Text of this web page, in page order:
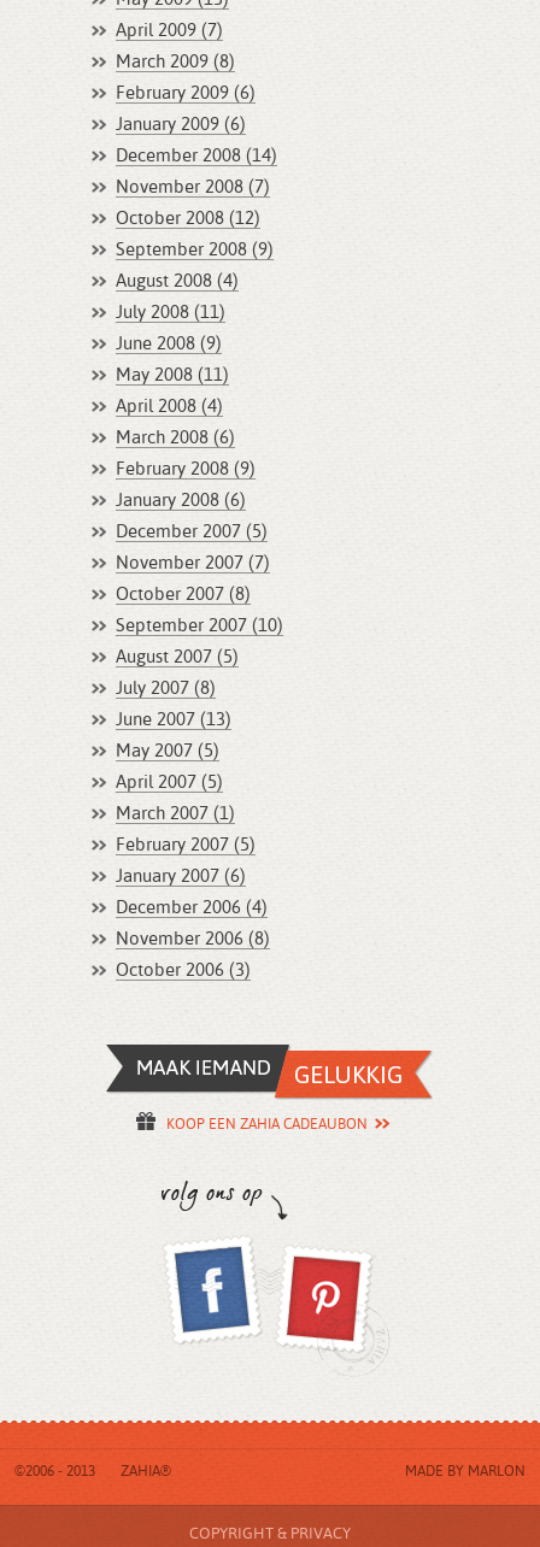
April 2009 (7)
March 2009 (8)
February 2009 (6)
January 2009 (6)
December 2008 (14)
November 2008 (7)
October 2008 (12)
September 2008 (9)
August 2008 (4)
July 2008 (11)
June 2008 (9)
May 2008 (11)
April 2008 (4)
March 2008 (6)
February 2008 (9)
January 2008 (6)
December 2007 (5)
November 2007 (7)
October 2007 (8)
September 2007 (10)
August 2007 (5)
July 2007 (8)
June 2007 (13)
May 2007 (5)
April 2007 (5)
March 2007 (1)
February 2007 (5)
January 2007 (6)
December 2006 (4)
November 2006 (8)
October 2006 (3)
KOOP EEN ZAHIA CADEAUBON
©2006 - 2013 ZAHIA® MADE BY MARLON
COPYRIGHT & PRIVACY